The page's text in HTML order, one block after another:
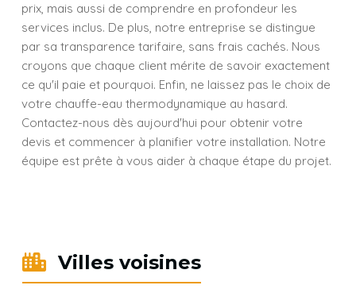
prix, mais aussi de comprendre en profondeur les
services inclus. De plus, notre entreprise se distingue
par sa transparence tarifaire, sans frais cachés. Nous
croyons que chaque client mérite de savoir exactement
ce qu'il paie et pourquoi. Enfin, ne laissez pas le choix de
votre chauffe-eau thermodynamique au hasard.
Contactez-nous dès aujourd'hui pour obtenir votre
devis et commencer à planifier votre installation. Notre
équipe est prête à vous aider à chaque étape du projet.
Villes voisines